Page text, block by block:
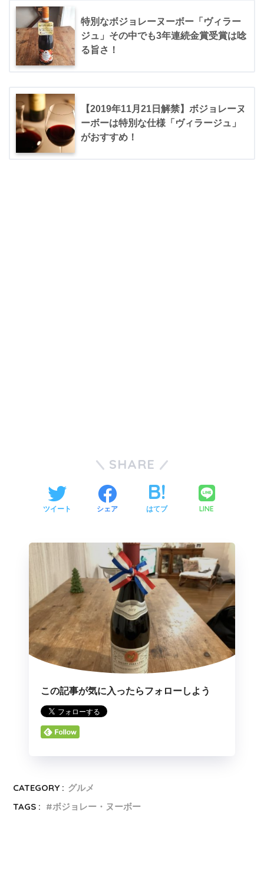
特別なボジョレーヌーボー「ヴィラー
ジュ」その中でも3年連続金賞受賞は唸
る旨さ！
【2019年11月21日解禁】ボジョレーヌ
ーボーは特別な仕様「ヴィラージュ」
がおすすめ！
SHARE
ツイート シェア はてブ LINE
この記事が気に入ったらフォローしよう
CATEGORY : グルメ
TAGS :
ボジョレー・ヌーボー